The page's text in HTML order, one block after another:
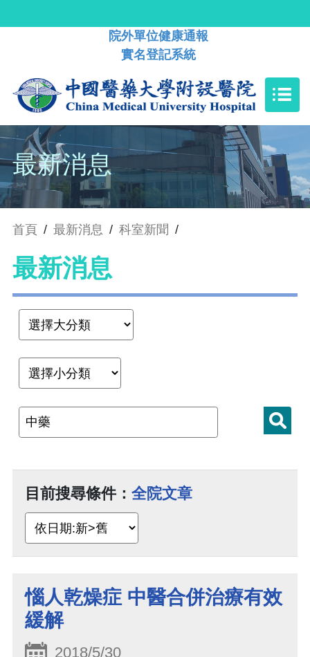
院外單位健康通報
實名登記系統
最新消息
首頁 / 最新消息 / 科室新聞 /
最新消息
目前搜尋條件： 全院文章
惱人乾燥症 中醫合併治療有效
緩解
2018/5/30